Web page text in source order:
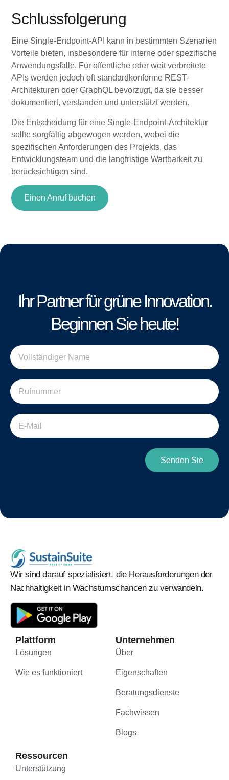
Schlussfolgerung
Eine Single-Endpoint-API kann in bestimmten Szenarien
Vorteile bieten, insbesondere für interne oder spezifische
Anwendungsfälle. Für öffentliche oder weit verbreitete
APIs werden jedoch oft standardkonforme REST-
Architekturen oder GraphQL bevorzugt, da sie besser
dokumentiert, verstanden und unterstützt werden.
Die Entscheidung für eine Single-Endpoint-Architektur
sollte sorgfältig abgewogen werden, wobei die
spezifischen Anforderungen des Projekts, das
Entwicklungsteam und die langfristige Wartbarkeit zu
berücksichtigen sind.
Einen Anruf buchen
Ihr Partner für grüne Innovation.
Beginnen Sie heute!
Senden Sie
Wir sind darauf spezialisiert, die Herausforderungen der
Nachhaltigkeit in Wachstumschancen zu verwandeln.
Plattform
Lösungen
Wie es funktioniert
Unternehmen
Über
Eigenschaften
Beratungsdienste
Fachwissen
Blogs
Ressourcen
Unterstützung